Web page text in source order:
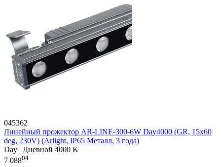
045362
Линейный прожектор AR-LINE-300-6W Day4000 (GR, 15x60
deg, 230V) (Arlight, IP65 Металл, 3 года)
Day | Дневной 4000 K
7 08804